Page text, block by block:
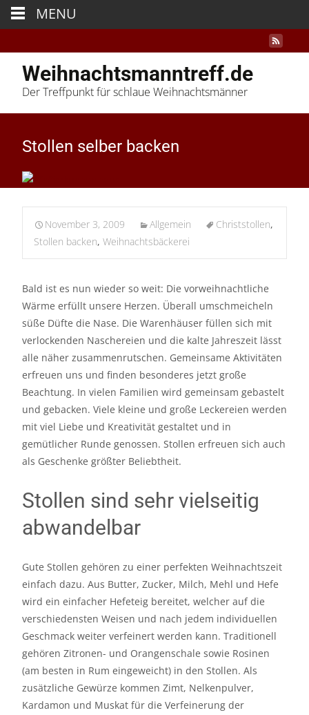
Weihnachtsmanntreff.de
Der Treffpunkt für schlaue Weihnachtsmänner
Stollen selber backen
November 3, 2009 Allgemein Christstollen,
Stollen backen, Weihnachtsbäckerei
Bald ist es nun wieder so weit: Die vorweihnachtliche
Wärme erfüllt unsere Herzen. Überall umschmeicheln
süße Düfte die Nase. Die Warenhäuser füllen sich mit
verlockenden Naschereien und die kalte Jahreszeit lässt
alle näher zusammenrutschen. Gemeinsame Aktivitäten
erfreuen uns und finden besonderes jetzt große
Beachtung. In vielen Familien wird gemeinsam gebastelt
und gebacken. Viele kleine und große Leckereien werden
mit viel Liebe und Kreativität gestaltet und in
gemütlicher Runde genossen. Stollen erfreuen sich auch
als Geschenke größter Beliebtheit.
Stollen sind sehr vielseitig
abwandelbar
Gute Stollen gehören zu einer perfekten Weihnachtszeit
einfach dazu. Aus Butter, Zucker, Milch, Mehl und Hefe
wird ein einfacher Hefeteig bereitet, welcher auf die
verschiedensten Weisen und nach jedem individuellen
Geschmack weiter verfeinert werden kann. Traditionell
gehören Zitronen- und Orangenschale sowie Rosinen
(am besten in Rum eingeweicht) in den Stollen. Als
zusätzliche Gewürze kommen Zimt, Nelkenpulver,
Kardamon und Muskat für die Verfeinerung der
MENU